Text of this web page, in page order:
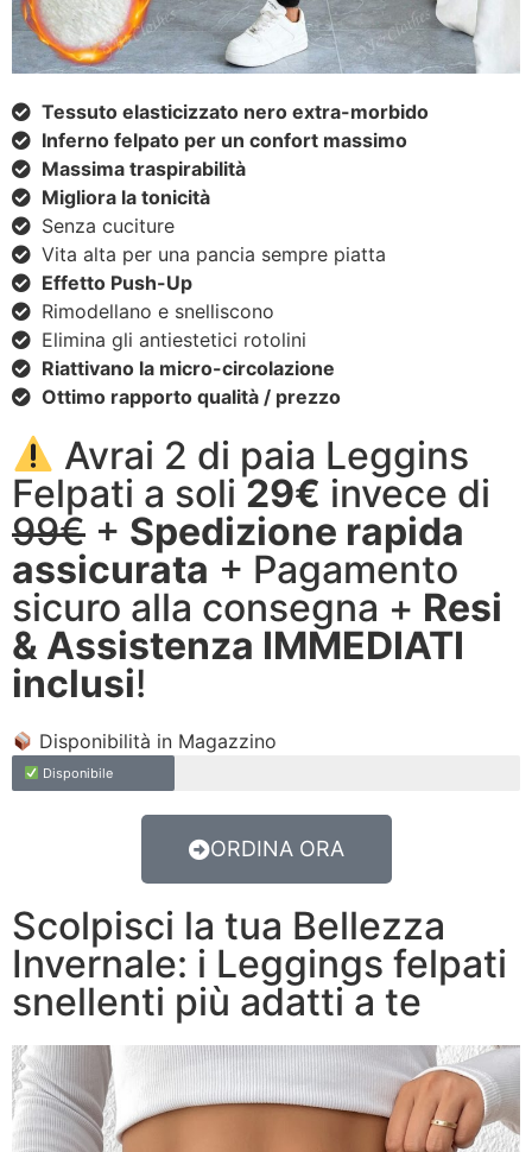
Tessuto elasticizzato nero extra-morbido
Inferno felpato per un confort massimo
Massima traspirabilità
Migliora la tonicità
Senza cuciture
Vita alta per una pancia sempre piatta
Effetto Push-Up
Rimodellano e snelliscono
Elimina gli antiestetici rotolini
Riattivano la micro-circolazione
Ottimo rapporto qualità / prezzo
Avrai 2 di paia Leggins
Felpati a soli29€ invece di
99€ + Spedizione rapida
assicurata + Pagamento
sicuro alla consegna + Resi
& Assistenza IMMEDIATI
inclusi!
Disponibilità in Magazzino
Disponibile
ORDINA ORA
Scolpisci la tua Bellezza
Invernale: i Leggings felpati
snellenti più adatti a te